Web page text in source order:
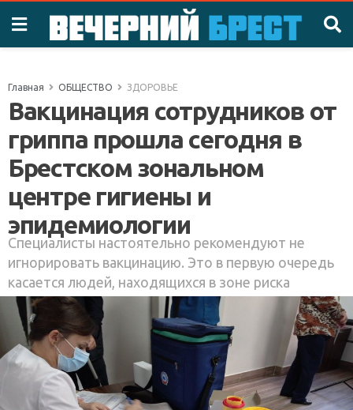
Главная ОБЩЕСТВО ЗДОРОВЬЕ
Вакцинация сотрудников от
гриппа прошла сегодня в
Брестском зональном
центре гигиены и
эпидемиологии
Специалисты настоятельно рекомендуют не
игнорировать вакцинацию. Это в первую очередь
касается людей, находящихся в зоне риска